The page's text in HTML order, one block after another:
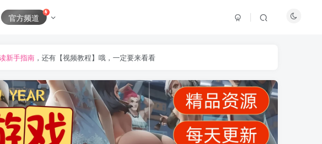
官方频道
新手指南 ，还有【视频教程】哦，一定要来看看